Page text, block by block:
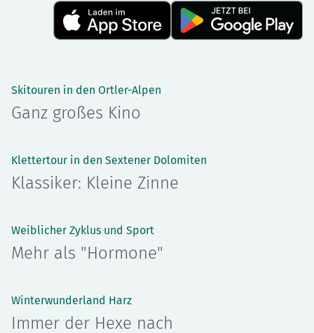
Skitouren in den Ortler-Alpen
Ganz großes Kino
Klettertour in den Sextener Dolomiten
Klassiker: Kleine Zinne
Weiblicher Zyklus und Sport
Mehr als "Hormone"
Winterwunderland Harz
Immer der Hexe nach